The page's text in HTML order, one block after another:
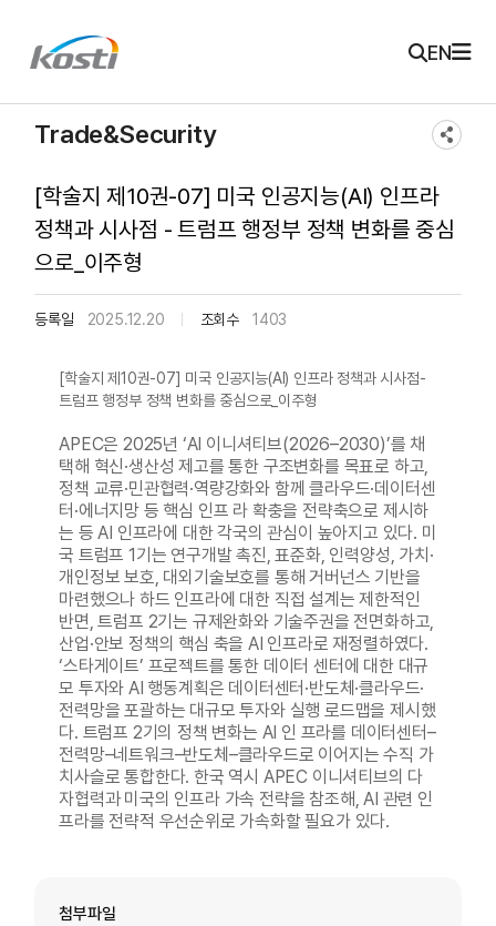
KOSTI 메인 페이지로 이동 EN
Trade&Security
[학술지 제10권-07] 미국 인공지능(AI) 인프라
정책과 시사점 - 트럼프 행정부 정책 변화를 중심
으로_이주형
등록일 2025.12.20 조회수 1403
[학술지 제10권-07] 미국 인공지능(AI) 인프라 정책과 시사점-
트럼프 행정부 정책 변화를 중심으로_이주형
APEC은 2025년 ‘AI 이니셔티브(2026–2030)’를 채
택해 혁신·생산성 제고를 통한 구조변화를 목표로 하고,
정책 교류·민관협력·역량강화와 함께 클라우드·데이터센
터·에너지망 등 핵심 인프 라 확충을 전략축으로 제시하
는 등 AI 인프라에 대한 각국의 관심이 높아지고 있다. 미
국 트럼프 1기는 연구개발 촉진, 표준화, 인력양성, 가치·
개인정보 보호, 대외기술보호를 통해 거버넌스 기반을
마련했으나 하드 인프라에 대한 직접 설계는 제한적인
반면, 트럼프 2기는 규제완화와 기술주권을 전면화하고,
산업·안보 정책의 핵심 축을 AI 인프라로 재정렬하였다.
‘스타게이트’ 프로젝트를 통한 데이터 센터에 대한 대규
모 투자와 AI 행동계획은 데이터센터·반도체·클라우드·
전력망을 포괄하는 대규모 투자와 실행 로드맵을 제시했
다. 트럼프 2기의 정책 변화는 AI 인 프라를 데이터센터–
전력망–네트워크–반도체–클라우드로 이어지는 수직 가
치사슬로 통합한다. 한국 역시 APEC 이니셔티브의 다
자협력과 미국의 인프라 가속 전략을 참조해, AI 관련 인
프라를 전략적 우선순위로 가속화할 필요가 있다.
첨부파일